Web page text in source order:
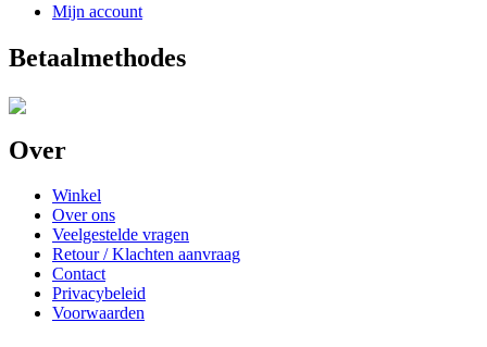
Mijn account
Betaalmethodes
Over
Winkel
Over ons
Veelgestelde vragen
Retour / Klachten aanvraag
Contact
Privacybeleid
Voorwaarden